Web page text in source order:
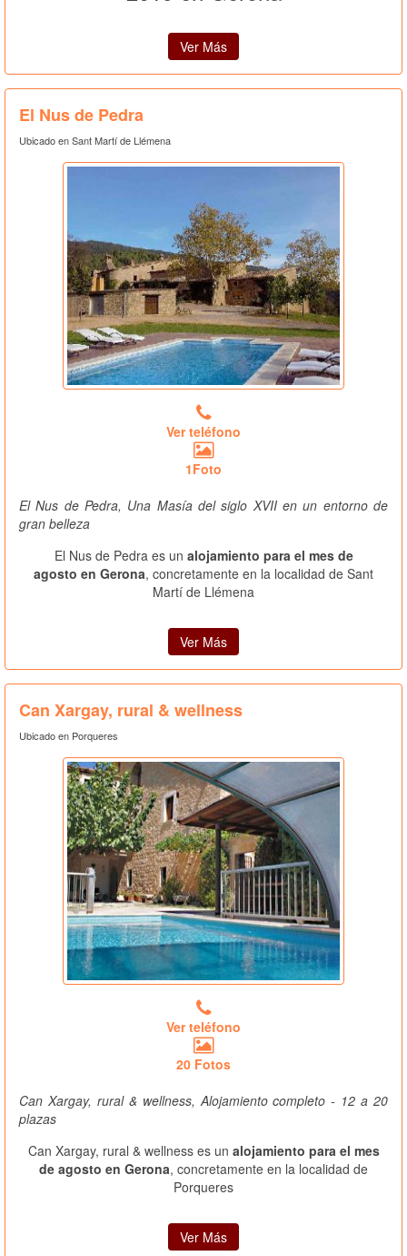
Ver Más
El Nus de Pedra
Ubicado en Sant Martí de Llémena
Ver teléfono
1Foto
El Nus de Pedra, Una Masía del siglo XVII en un entorno de
gran belleza
El Nus de Pedra es un alojamiento para el mes de
agosto en Gerona, concretamente en la localidad de Sant
Martí de Llémena
Ver Más
Can Xargay, rural & wellness
Ubicado en Porqueres
Ver teléfono
20 Fotos
Can Xargay, rural & wellness, Alojamiento completo - 12 a 20
plazas
Can Xargay, rural & wellness es un alojamiento para el mes
de agosto en Gerona, concretamente en la localidad de
Porqueres
Ver Más